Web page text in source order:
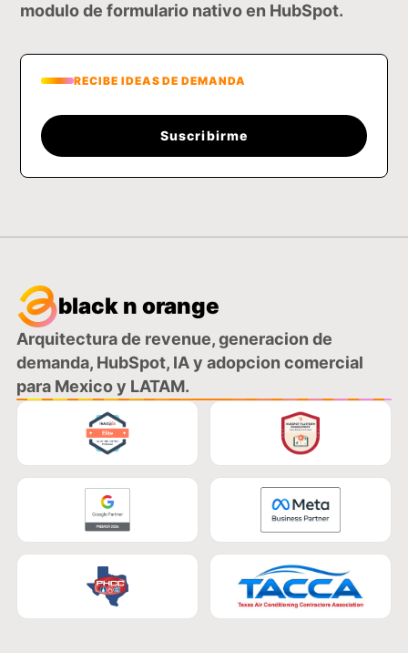
modulo de formulario nativo en HubSpot.
RECIBE IDEAS DE DEMANDA
Suscribirme
black n orange
Arquitectura de revenue, generacion de
demanda, HubSpot, IA y adopcion comercial
para Mexico y LATAM.